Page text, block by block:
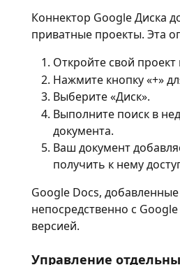
Коннектор Google Диска
приватные проекты. Эта
Откройте свой проект
Нажмите кнопку «+»
Выберите «Диск».
Выполните поиск в
документа.
Ваш документ
получить к нему
Google Docs,
непосредственно с
версией.
Управление